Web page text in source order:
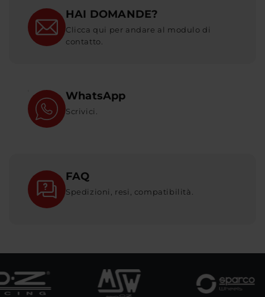
HAI DOMANDE?
Clicca qui per andare al modulo di
contatto.
WhatsApp
Scrivici.
FAQ
Spedizioni, resi, compatibilità.